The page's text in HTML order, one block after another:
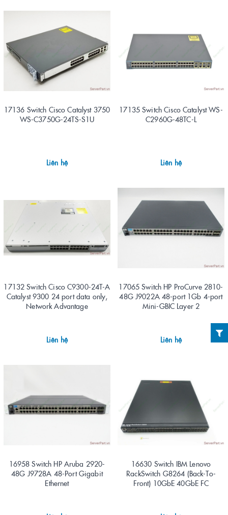
17136 Switch Cisco Catalyst 3750
WS-C3750G-24TS-S1U
Liên hệ
17135 Switch Cisco Catalyst WS-
C2960G-48TC-L
Liên hệ
17132 Switch Cisco C9300-24T-A
Catalyst 9300 24 port data only,
Network Advantage
Liên hệ
17065 Switch HP ProCurve 2810-
48G J9022A 48-port 1Gb 4-port
Mini-GBIC Layer 2
Liên hệ
16958 Switch HP Aruba 2920-
48G J9728A 48-Port Gigabit
Ethernet
16630 Switch IBM Lenovo
RackSwitch G8264 (Back-To-
Front) 10GbE 40GbE FC